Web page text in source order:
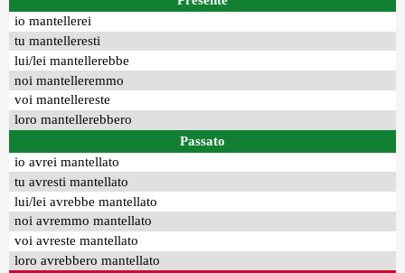
io mantellerei
tu mantelleresti
lui/lei mantellerebbe
noi mantelleremmo
voi mantellereste
loro mantellerebbero
Passato
io avrei mantellato
tu avresti mantellato
lui/lei avrebbe mantellato
noi avremmo mantellato
voi avreste mantellato
loro avrebbero mantellato